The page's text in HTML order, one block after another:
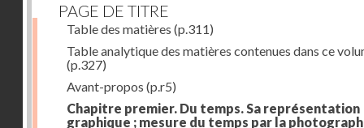
PAGE DE TITRE
Table des matières (p.311)
Table analytique des matières contenues dans ce
(p.327)
Avant-propos (p.r5)
Chapitre premier. Du temps. Sa représentation
graphique ; mesure du temps par la